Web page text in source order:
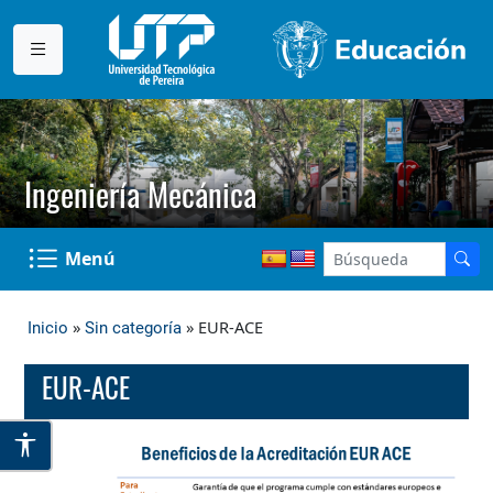
Ingeniería Mecánica
Menú
Inicio » Sin categoría » EUR-ACE
EUR-ACE